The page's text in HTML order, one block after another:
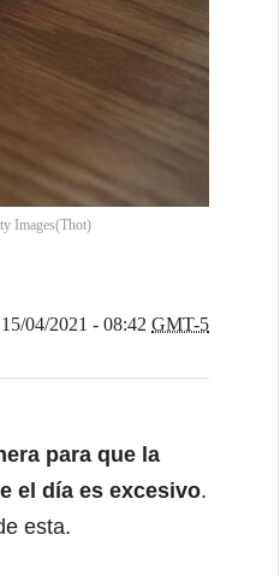
Images(Thot)
15/04/2021 - 08:42 GMT-5
para que la
el día es excesivo.
esta.